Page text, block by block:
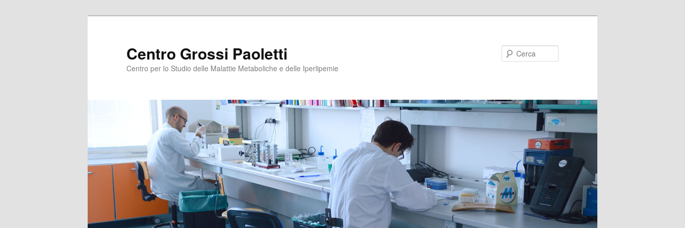
Centro Grossi Paoletti
Centro per lo Studio delle Malattie Metaboliche e delle Iperlipemie